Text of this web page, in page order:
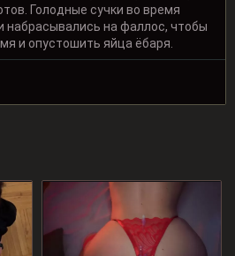
Голодные сучки во время
набрасывались на фаллос, чтобы
и опустошить яйца ёбаря.